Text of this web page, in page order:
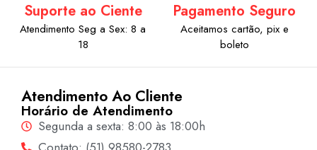
Suporte ao Ciente
Atendimento Seg a Sex: 8 a
18
Pagamento Seguro
Aceitamos cartão, pix e
boleto
Atendimento Ao Cliente
Horário de Atendimento
Segunda a sexta: 8:00 às 18:00h